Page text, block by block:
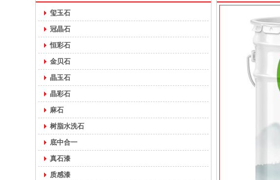
玺玉石
冠晶石
恒彩石
金贝石
晶玉石
晶彩石
麻石
树脂水洗石
底中合一
真石漆
质感漆
晶彩石仿石漆